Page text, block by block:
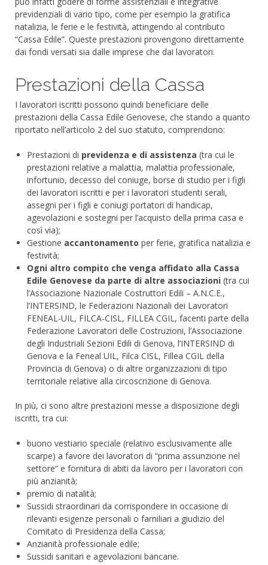
previdenziali di vario tipo, come per esempio la gratifica
natalizia, le ferie e le festività, attingendo al contributo
“Cassa Edile”. Queste prestazioni provengono direttamente
dai fondi versati sia dalle imprese che dai lavoratori.
Prestazioni della Cassa
I lavoratori iscritti possono quindi beneficiare delle
prestazioni della Cassa Edile Genovese, che stando a quanto
riportato nell’articolo 2 del suo statuto, comprendono:
Prestazioni di previdenza e di assistenza (tra cui le
prestazioni relative a malattia, malattia professionale,
infortunio, decesso del coniuge, borse di studio per i figli
dei lavoratori iscritti e per i lavoratori studenti serali,
assegni per i figli e coniugi portatori di handicap,
agevolazioni e sostegni per l’acquisto della prima casa e
così via);
Gestione accantonamento per ferie, gratifica natalizia e
festività;
Ogni altro compito che venga affidato alla Cassa
Edile Genovese da parte di altre associazioni (tra cui
l’Associazione Nazionale Costruttori Edili – A.N.C.E.,
l’INTERSIND, le Federazioni Nazionali dei Lavoratori
FENEAL-UIL, FILCA-CISL, FILLEA CGIL, facenti parte della
Federazione Lavoratori delle Costruzioni, l’Associazione
degli Industriali Sezioni Edili di Genova, l’INTERSIND di
Genova e la Feneal UIL, Filca CISL, Fillea CGIL della
Provincia di Genova) o di altre organizzazioni di tipo
territoriale relative alla circoscrizione di Genova.
In più, ci sono altre prestazioni messe a disposizione degli
iscritti, tra cui:
buono vestiario speciale (relativo esclusivamente alle
scarpe) a favore dei lavoratori di “prima assunzione nel
settore” e fornitura di abiti da lavoro per i lavoratori con
più anzianità;
premio di natalità;
Sussidi straordinari da corrispondere in occasione di
rilevanti esigenze personali o familiari a giudizio del
Comitato di Presidenza della Cassa;
Anzianità professionale edile;
Sussidi sanitari e agevolazioni bancarie.